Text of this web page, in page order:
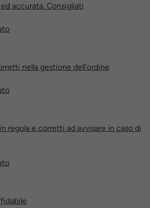
accurata. Consigliati
nella gestione dell’ordine
regola e corretti ad avvisare in caso di